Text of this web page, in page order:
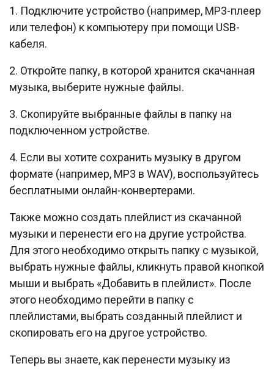
1. Подключите устройство (например, MP3-плеер
или телефон) к компьютеру при помощи USB-
кабеля.
2. Откройте папку, в которой хранится скачанная
музыка, выберите нужные файлы.
3. Скопируйте выбранные файлы в папку на
подключенном устройстве.
4. Если вы хотите сохранить музыку в другом
формате (например, MP3 в WAV), воспользуйтесь
бесплатными онлайн-конвертерами.
Также можно создать плейлист из скачанной
музыки и перенести его на другие устройства.
Для этого необходимо открыть папку с музыкой,
выбрать нужные файлы, кликнуть правой кнопкой
мыши и выбрать «Добавить в плейлист». После
этого необходимо перейти в папку с
плейлистами, выбрать созданный плейлист и
скопировать его на другое устройство.
Теперь вы знаете, как перенести музыку из